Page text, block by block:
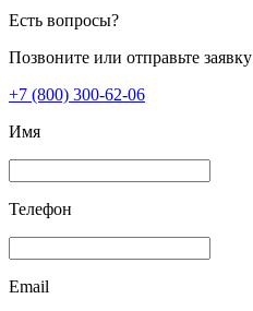
Есть вопросы?
Позвоните или отправьте заявку
+7 (800) 300-62-06
Имя
Телефон
Email